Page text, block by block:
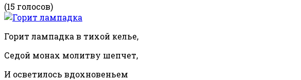
(15 голосов)
Горит лампадка в тихой келье,
Седой монах молитву шепчет,
И осветилось вдохновеньем